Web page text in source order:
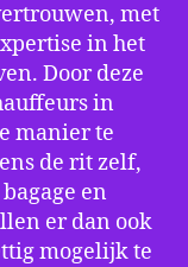
met
in het
Door deze
in
manier te
de rit zelf,
en
er dan ook
mogelijk te